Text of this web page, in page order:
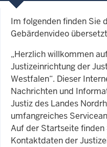
Im folgenden finden Sie
Gebärdenvideo
„Herzlich willkommen
Justizeinrichtung der
Westfalen“. Dieser
Nachrichten und
Justiz des Landes
umfangreiches
Auf der Startseite finden
Kontaktdaten der